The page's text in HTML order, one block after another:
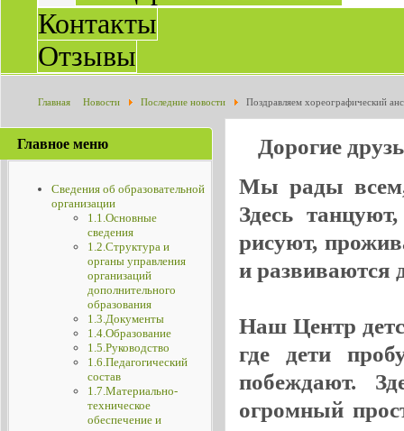
Контакты
Отзывы
Главная Новости Последние новости
Поздравляем хореографический
Главное меню
Сведения об образовательной
организации
1.1.Основные
сведения
1.2.Структура и
органы управления
организаций
дополнительного
образования
1.3.Документы
1.4.Образование
1.5.Руководство
1.6.Педагогический
состав
1.7.Материально-
техническое
обеспечение и
Дорогие
Мы рады всем,
Здесь
рисуют,
и развиваются
Наш Центр
где дети
побеждают.
огромный